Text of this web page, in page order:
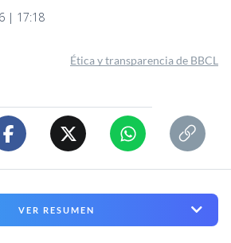
| 17:18
Ética y transparencia de BBCL
VER RESUMEN